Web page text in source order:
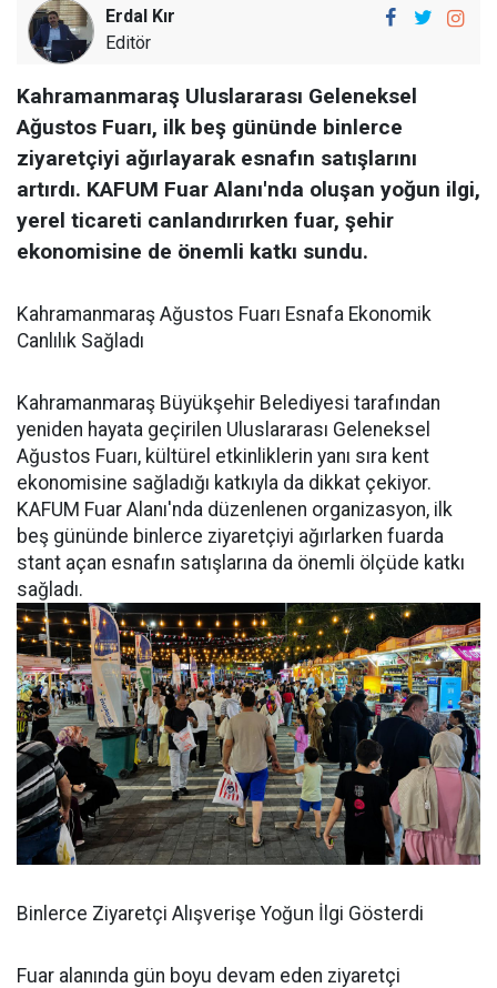
Erdal Kır
Editör
Kahramanmaraş Uluslararası Geleneksel
Ağustos Fuarı, ilk beş gününde binlerce
ziyaretçiyi ağırlayarak esnafın satışlarını
artırdı. KAFUM Fuar Alanı'nda oluşan yoğun ilgi,
yerel ticareti canlandırırken fuar, şehir
ekonomisine de önemli katkı sundu.
Kahramanmaraş Ağustos Fuarı Esnafa Ekonomik
Canlılık Sağladı
Kahramanmaraş Büyükşehir Belediyesi tarafından
yeniden hayata geçirilen Uluslararası Geleneksel
Ağustos Fuarı, kültürel etkinliklerin yanı sıra kent
ekonomisine sağladığı katkıyla da dikkat çekiyor.
KAFUM Fuar Alanı'nda düzenlenen organizasyon, ilk
beş gününde binlerce ziyaretçiyi ağırlarken fuarda
stant açan esnafın satışlarına da önemli ölçüde katkı
sağladı.
Binlerce Ziyaretçi Alışverişe Yoğun İlgi Gösterdi
Fuar alanında gün boyu devam eden ziyaretçi